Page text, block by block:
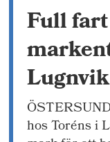
Full
Lugnvik
hos Toréns i